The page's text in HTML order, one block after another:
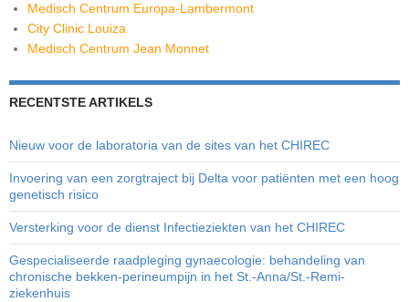
Medisch Centrum Europa-Lambermont
City Clinic Louiza
Medisch Centrum Jean Monnet
RECENTSTE ARTIKELS
Nieuw voor de laboratoria van de sites van het CHIREC
Invoering van een zorgtraject bij Delta voor patiënten met een hoog
genetisch risico
Versterking voor de dienst Infectieziekten van het CHIREC
Gespecialiseerde raadpleging gynaecologie: behandeling van
chronische bekken-perineumpijn in het St.-Anna/St.-Remi-
ziekenhuis